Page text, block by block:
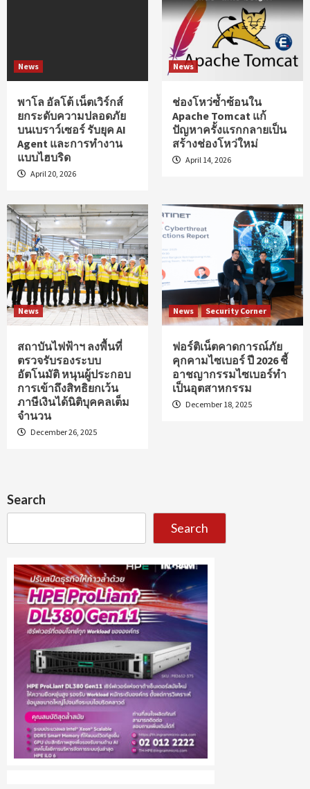
News
พาโล อัลโต้ เน็ตเวิร์กส์
ยกระดับความปลอดภัย
บนเบราว์เซอร์ รับยุค AI
Agent และการทำงาน
แบบไฮบริด
April 20, 2026
News
ช่องโหว่ซ้ำซ้อนใน
Apache Tomcat แก้
ปัญหาครั้งแรกกลายเป็น
สร้างช่องโหว่ใหม่
April 14, 2026
News
สถาบันไฟฟ้าฯ ลงพื้นที่
ตรวจรับรองระบบ
อัตโนมัติ หนุนผู้ประกอบ
การเข้าถึงสิทธิยกเว้น
ภาษีเงินได้นิติบุคคลเต็ม
จำนวน
December 26, 2025
News Security Corner
ฟอร์ติเน็ตคาดการณ์ภัย
คุกคามไซเบอร์ ปี 2026 ชี้
อาชญากรรมไซเบอร์ทำ
เป็นอุตสาหกรรม
December 18, 2025
Search
Search